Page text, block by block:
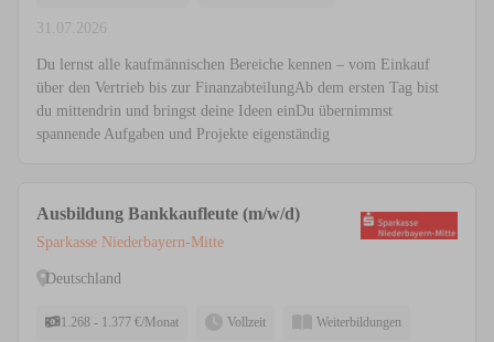
31.07.2026
Du lernst alle kaufmännischen Bereiche kennen – vom Einkauf
über den Vertrieb bis zur FinanzabteilungAb dem ersten Tag bist
du mittendrin und bringst deine Ideen einDu übernimmst
spannende Aufgaben und Projekte eigenständig
Ausbildung Bankkaufleute (m/w/d)
Sparkasse Niederbayern-Mitte
Deutschland
1.268 - 1.377 €/Monat Vollzeit Weiterbildungen